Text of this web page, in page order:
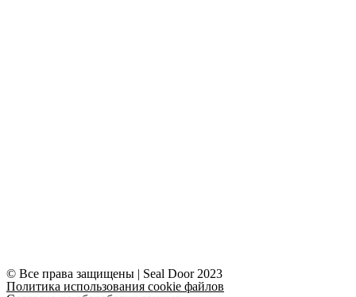
© Все права защищены | Seal Door 2023
Политика использования cookie файлов